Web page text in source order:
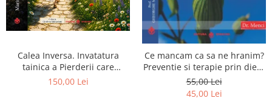
Calea Inversa. Invatatura
tainica a Pierderii care
vindeca sufletul - Cum
150,00 Lei
Ce mancam ca sa ne hranim?
Preventie si terapie prin dieta
in bolile cardiovasculare si in
diabetul zaharat
55,00 Lei
45,00 Lei